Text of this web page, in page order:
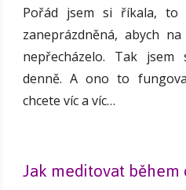
Pořád jsem si říkala, to
zaneprázdněná, abych
nepřecházelo. Tak
denně. A ono to
chcete víc a víc…
Jak meditovat